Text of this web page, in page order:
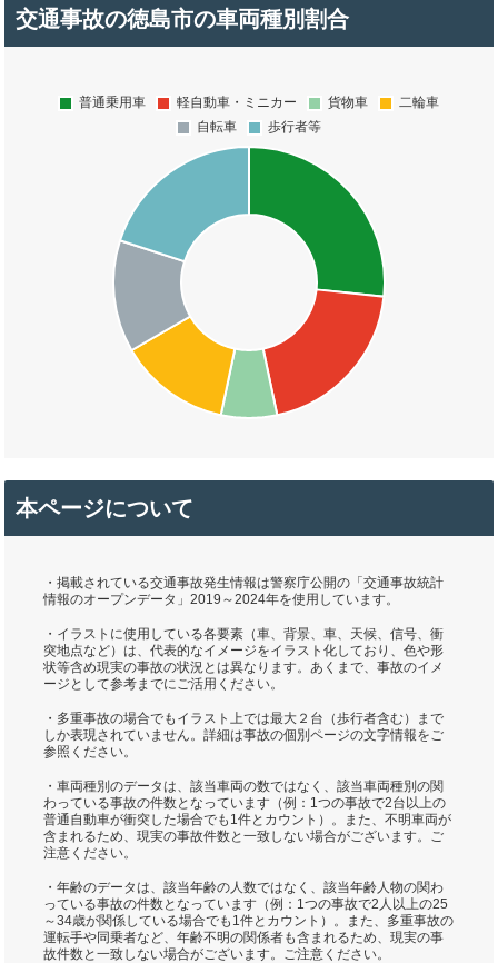
交通事故の徳島市の車両種別割合
本ページについて
・掲載されている交通事故発生情報は警察庁公開の「交通事故統計
情報のオープンデータ」2019～2024年を使用しています。
・イラストに使用している各要素（車、背景、車、天候、信号、衝
突地点など）は、代表的なイメージをイラスト化しており、色や形
状等含め現実の事故の状況とは異なります。あくまで、事故のイメ
ージとして参考までにご活用ください。
・多重事故の場合でもイラスト上では最大２台（歩行者含む）まで
しか表現されていません。詳細は事故の個別ページの文字情報をご
参照ください。
・車両種別のデータは、該当車両の数ではなく、該当車両種別の関
わっている事故の件数となっています（例：1つの事故で2台以上の
普通自動車が衝突した場合でも1件とカウント）。また、不明車両が
含まれるため、現実の事故件数と一致しない場合がございます。ご
注意ください。
・年齢のデータは、該当年齢の人数ではなく、該当年齢人物の関わ
っている事故の件数となっています（例：1つの事故で2人以上の25
～34歳が関係している場合でも1件とカウント）。また、多重事故の
運転手や同乗者など、年齢不明の関係者も含まれるため、現実の事
故件数と一致しない場合がございます。ご注意ください。